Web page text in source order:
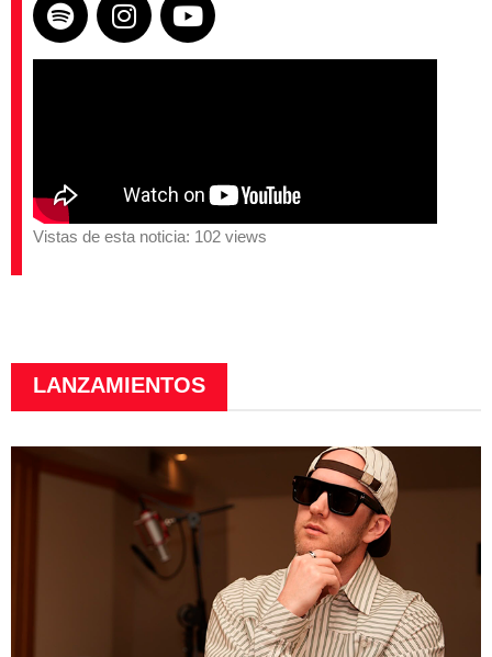
Vistas de esta noticia: 102 views
LANZAMIENTOS